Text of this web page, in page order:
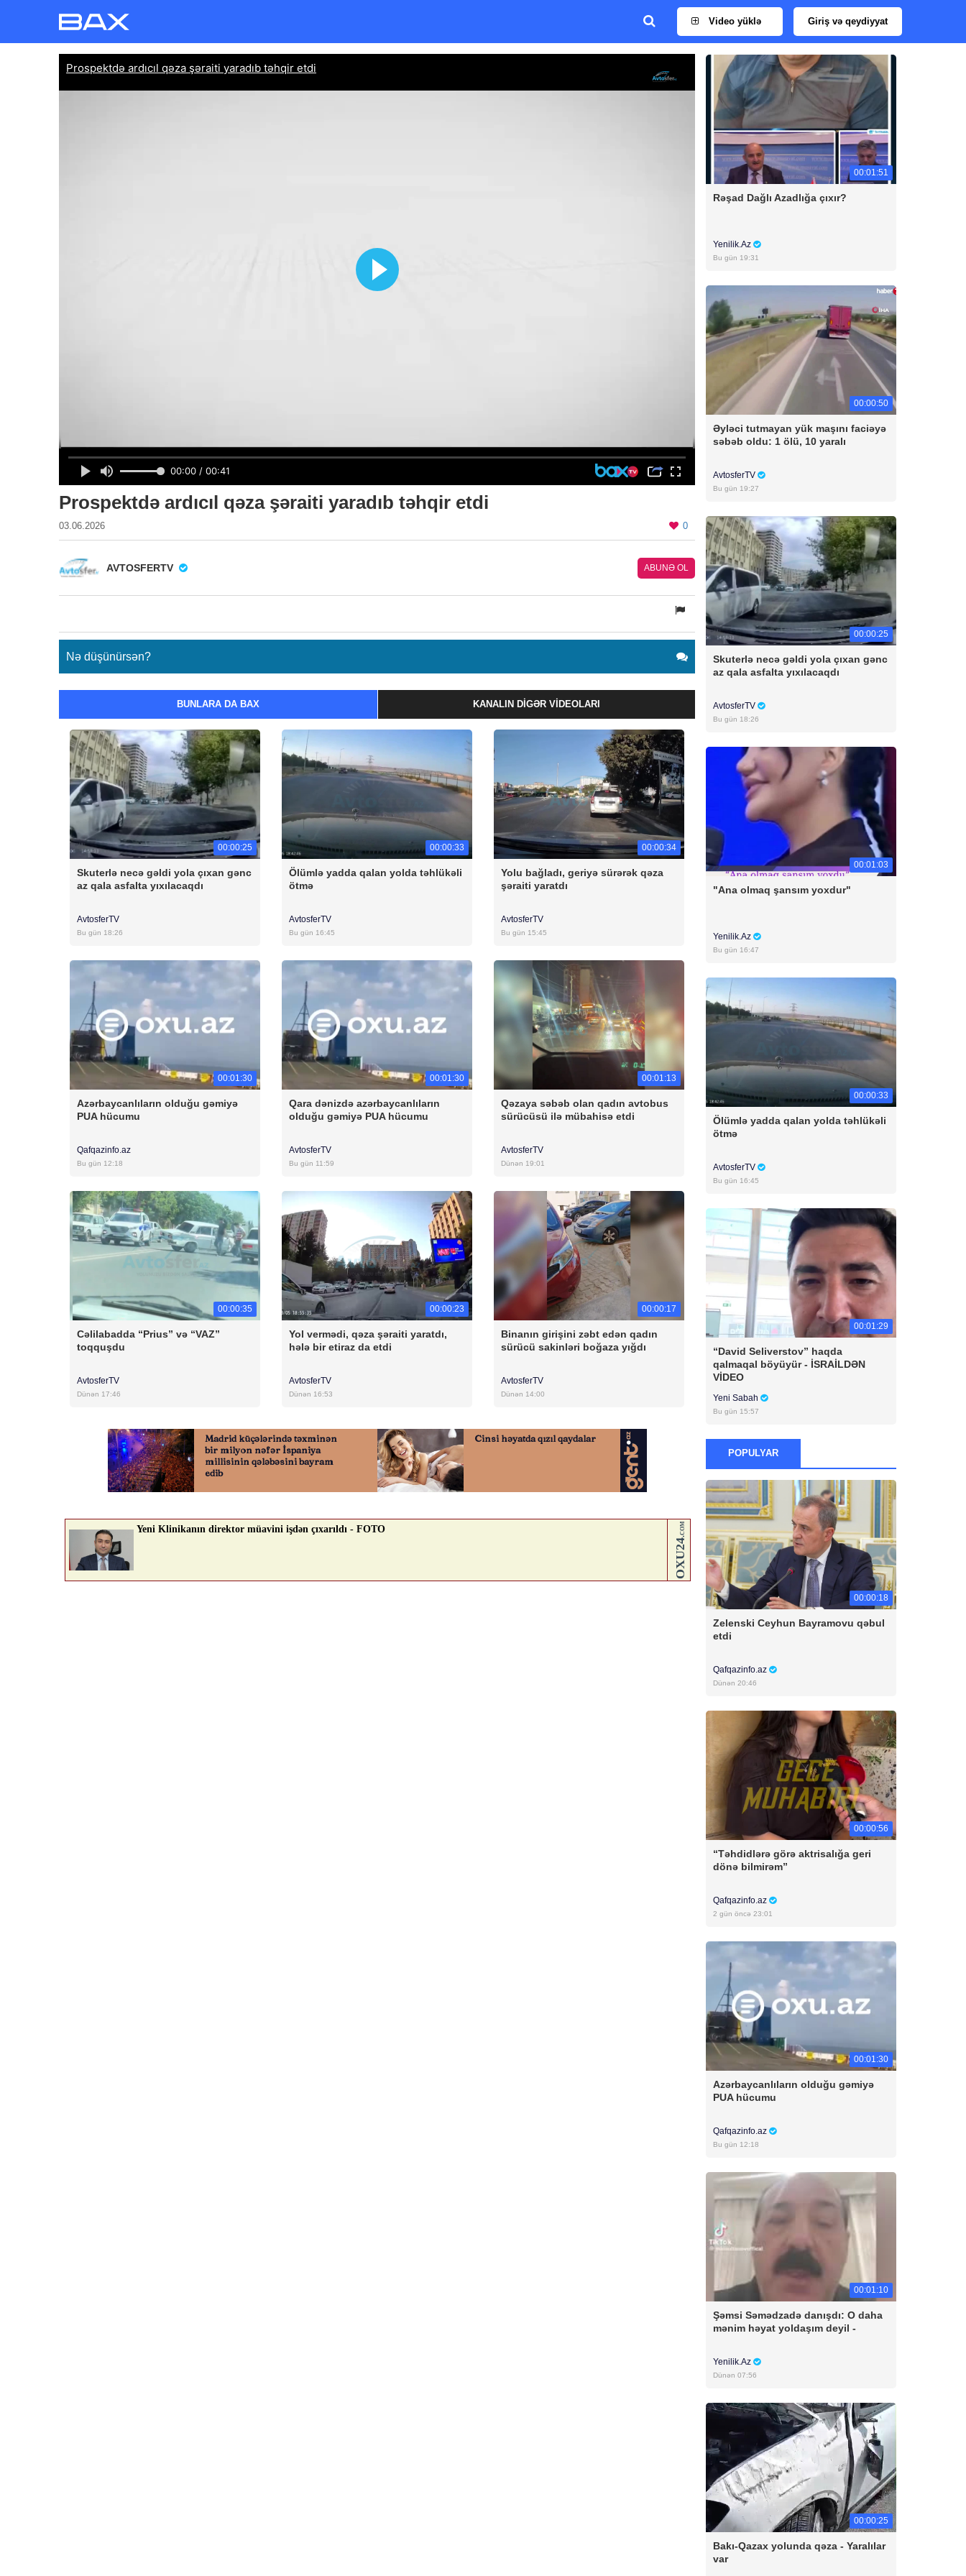
Video yüklə Giriş və qeydiyyat
Prospektdə ardıcıl qəza şəraiti yaradıb təhqir etdi
03.06.2026 0
AVTOSFERTV ABUNƏ OL
Nə düşünürsən?
BUNLARA DA BAX KANALIN DIGƏR VIDEOLARI
00:00:25
Skuterlə necə gəldi yola çıxan gənc
az qala asfalta yıxılacaqdı
AvtosferTV
Bu gün 18:26
00:00:33
Ölümlə yadda qalan yolda təhlükəli
ötmə
AvtosferTV
Bu gün 16:45
00:00:34
Yolu bağladı, geriyə sürərək qəza
şəraiti yaratdı
AvtosferTV
Bu gün 15:45
00:01:30
Azərbaycanlıların olduğu gəmiyə
PUA hücumu
Qafqazinfo.az
Bu gün 12:18
00:01:30
Qara dənizdə azərbaycanlıların
olduğu gəmiyə PUA hücumu
AvtosferTV
Bu gün 11:59
00:01:13
Qəzaya səbəb olan qadın avtobus
sürücüsü ilə mübahisə etdi
AvtosferTV
Dünən 19:01
00:00:35
Cəlilabadda “Prius” və “VAZ”
toqquşdu
AvtosferTV
Dünən 17:46
00:00:23
Yol vermədi, qəza şəraiti yaratdı,
hələ bir etiraz da etdi
AvtosferTV
Dünən 16:53
00:00:17
Binanın girişini zəbt edən qadın
sürücü sakinləri boğaza yığdı
AvtosferTV
Dünən 14:00
00:01:51
Rəşad Dağlı Azadlığa çıxır?
Yenilik.Az
Bu gün 19:31
00:00:50
Əyləci tutmayan yük maşını faciəyə
səbəb oldu: 1 ölü, 10 yaralı
AvtosferTV
Bu gün 19:27
00:00:25
Skuterlə necə gəldi yola çıxan gənc
az qala asfalta yıxılacaqdı
AvtosferTV
Bu gün 18:26
00:01:03
"Ana olmaq şansım yoxdur"
Yenilik.Az
Bu gün 16:47
00:00:33
Ölümlə yadda qalan yolda təhlükəli
ötmə
AvtosferTV
Bu gün 16:45
00:01:29
“David Seliverstov” haqda
qalmaqal böyüyür - İSRAİLDƏN
VİDEO
Yeni Sabah
Bu gün 15:57
POPULYAR
00:00:18
Zelenski Ceyhun Bayramovu qəbul
etdi
Qafqazinfo.az
Dünən 20:46
00:00:56
“Təhdidlərə görə aktrisalığa geri
dönə bilmirəm”
Qafqazinfo.az
2 gün öncə 23:01
00:01:30
Azərbaycanlıların olduğu gəmiyə
PUA hücumu
Qafqazinfo.az
Bu gün 12:18
00:01:10
Şəmsi Səmədzadə danışdı: O daha
mənim həyat yoldaşım deyil -
Yenilik.Az
Dünən 07:56
00:00:25
Bakı-Qazax yolunda qəza - Yaralılar
var